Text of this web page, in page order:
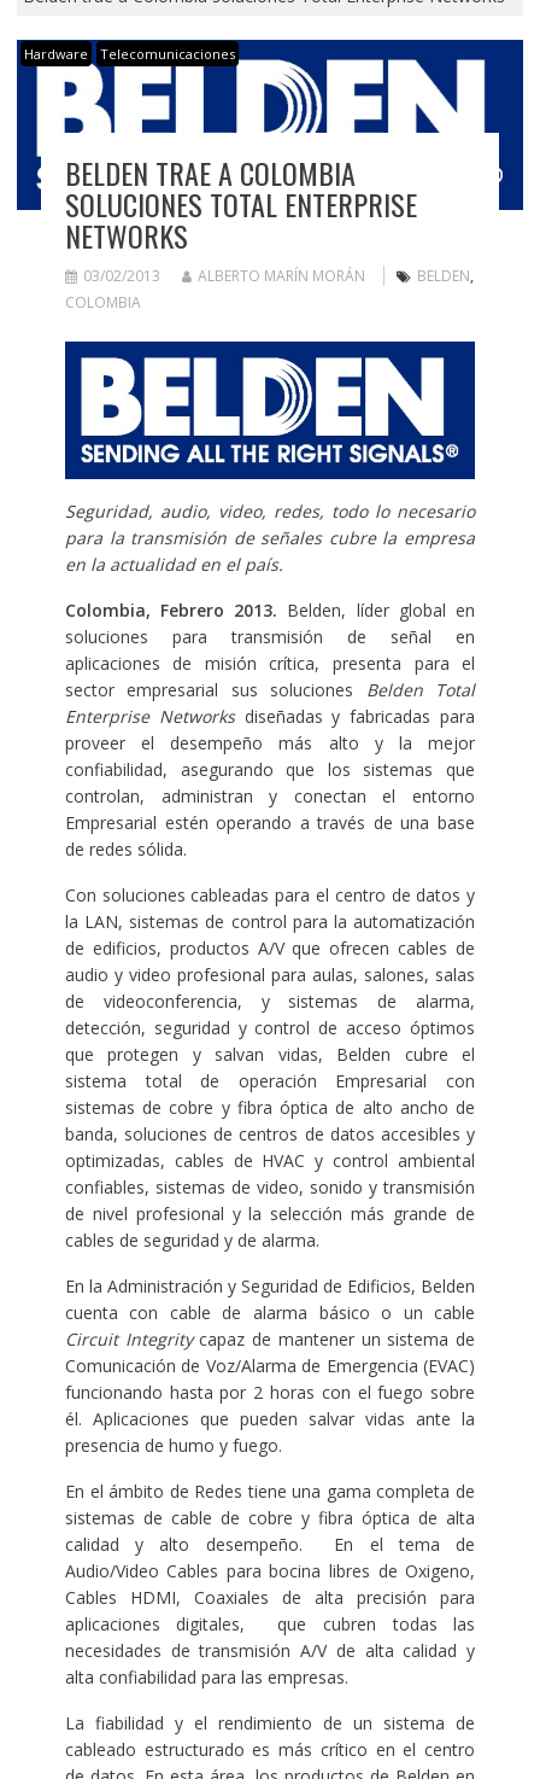
Hardware Telecomunicaciones
BELDEN TRAE A COLOMBIA
SOLUCIONES TOTAL ENTERPRISE
NETWORKS
03/02/2013 ALBERTO MARÍN MORÁN BELDEN,
COLOMBIA
Seguridad, audio, video, redes, todo lo necesario
para la transmisión de señales cubre la empresa
en la actualidad en el país.
Colombia, Febrero 2013. Belden, líder global en
soluciones para transmisión de señal en
aplicaciones de misión crítica, presenta para el
sector empresarial sus soluciones Belden Total
Enterprise Networksdiseñadas y fabricadas para
proveer el desempe­ño más alto y la mejor
confiabilidad, asegurando que los sistemas que
controlan, administran y conectan el en­torno
Empresarial estén operando a través de una base
de redes sólida.
Con soluciones cableadas para el centro de datos y
la LAN, sistemas de control para la automatización
de edificios, productos A/V que ofrecen cables de
audio y video profesional para aulas, salones, salas
de videoconferencia, y sistemas de alarma,
detección, seguridad y control de acceso óptimos
que protegen y salvan vidas, Belden cubre el
sistema total de operación Empresarial con
sistemas de cobre y fibra óptica de alto ancho de
banda, soluciones de centros de datos accesibles y
optimizadas, cables de HVAC y control ambiental
confiables, sistemas de video, sonido y transmisión
de nivel profesional y la selección más grande de
cables de seguridad y de alarma.
En la Administración y Seguridad de Edificios, Belden
cuenta con cable de alarma básico o un cable
Circuit Integritycapaz de mantener un sistema de
Comunicación de Voz/Alarma de Emergencia (EVAC)
funcionando hasta por 2 horas con el fuego sobre
él. Aplicaciones que pueden salvar vidas ante la
presencia de humo y fuego.
En el ámbito de Redes tiene una gama completa de
sistemas de cable de cobre y fibra óptica de alta
calidad y alto desempeño. En el tema de
Audio/Video Cables para bocina libres de Oxigeno,
Cables HDMI, Coaxiales de alta precisión para
aplicaciones digitales, que cubren todas las
necesidades de transmisión A/V de alta calidad y
alta confiabilidad para las empresas.
La fiabilidad y el rendimiento de un sistema de
cableado estructurado es más crítico en el centro